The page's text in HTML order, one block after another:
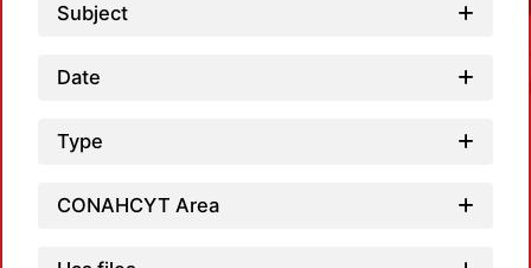
Subject
Date
Type
CONAHCYT Area